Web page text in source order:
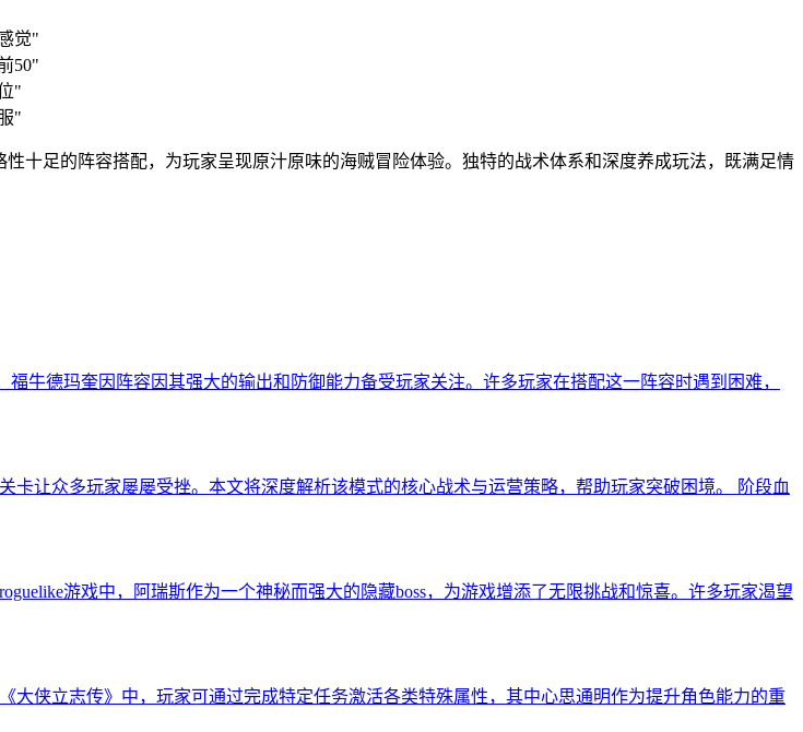
觉"
50"
"
"
十足的阵容搭配，为玩家呈现原汁原味的海贼冒险体验。独特的战术体系和深度养成玩法，既满足情
牛德玛奎因阵容因其强大的输出和防御能力备受玩家关注。许多玩家在搭配这一阵容时遇到困难，
让众多玩家屡屡受挫。本文将深度解析该模式的核心战术与运营策略，帮助玩家突破困境。 阶段血
游戏中，阿瑞斯作为一个神秘而强大的隐藏boss，为游戏增添了无限挑战和惊喜。许多玩家渴望
侠立志传》中，玩家可通过完成特定任务激活各类特殊属性，其中心思通明作为提升角色能力的重